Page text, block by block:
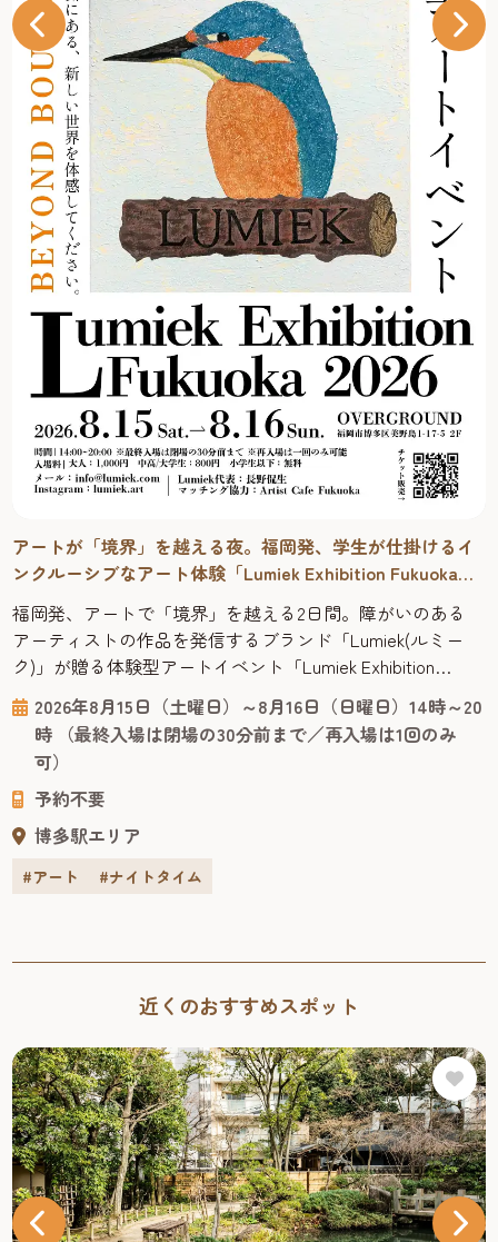
アートが「境界」を越える夜。福岡発、学生が仕掛けるイ
ンクルーシブなアート体験「Lumiek Exhibition Fukuoka
福岡発、アートで「境界」を越える2日間。障がいのある
アーティストの作品を発信するブランド「Lumiek(ルミー
ク)」が贈る体験型アートイベント「Lumiek Exhibition
Fukuoka 2026」が、博多区のアートスペース
「OVERGROUND」で開催。仕掛け人は福岡出身の現役大学
生です。 アートは障害の有無や年齢、国籍などの境界を超
えて心に届く共通言語です。展示を眺めるだけでなく...
2026年8月15日（土曜日）～8月16日（日曜日）14時～20
時 （最終入場は閉場の30分前まで／再入場は1回のみ
可）
予約不要
博多駅エリア
#アート #ナイトタイム
近くのおすすめスポット